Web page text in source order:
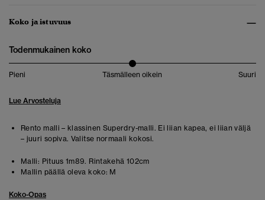
Koko ja istuvuus
Todenmukainen koko
Pieni Täsmälleen oikein Suuri
Lue Arvosteluja
Rento malli – klassinen Superdry-malli. Ei liian kapea, ei liian väljä
– juuri sopiva. Valitse normaali kokosi.
Malli: Pituus 1m89. Rintakehä 102cm
Mallin päällä oleva koko: M
Koko-Opas